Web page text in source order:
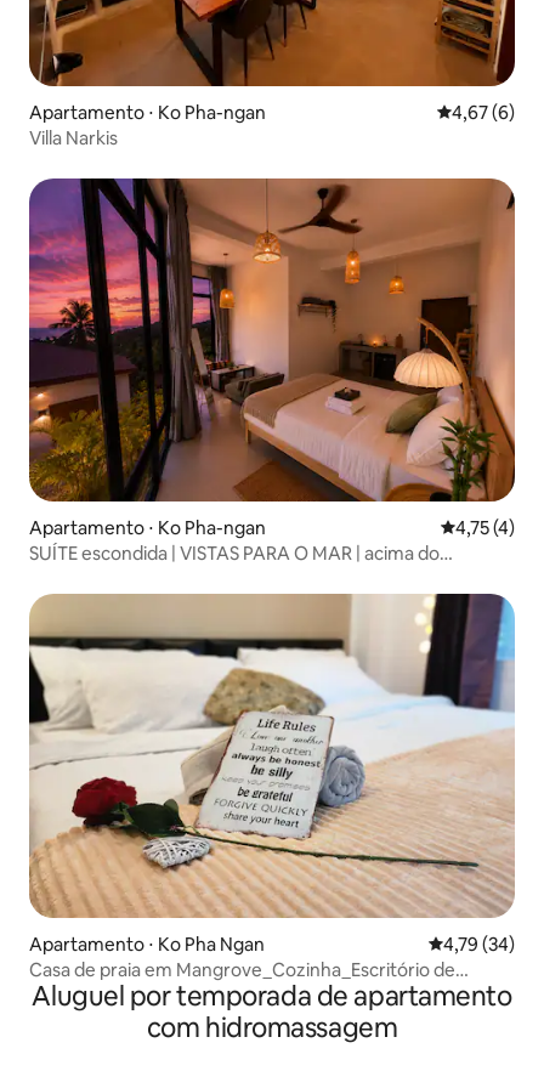
Apartamento ⋅ Ko Pha-ngan 4,67 de uma
4,67 (6)
Villa Narkis
Apartamento ⋅ Ko Pha-ngan 4,75 de
4,75 (4)
SUÍTE escondida | VISTAS PARA O MAR | acima do
Apartamento ⋅ Ko Pha Ngan 4,79 de uma
4,79 (34)
Casa de praia em Mangrove_Cozinha_Escritório de
canto_Ar-condicionado
Aluguel por temporada de apartamento
com hidromassagem